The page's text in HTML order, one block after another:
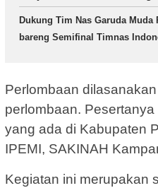
Dukung Tim Nas Garuda
bareng Semifinal Timnas
Perlombaan
perlombaan.
yang ada di Kabupaten
IPEMI, SAKINAH
Kegiatan ini merupakan